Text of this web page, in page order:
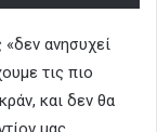
ανησυχεί
τις πιο
και δεν θα